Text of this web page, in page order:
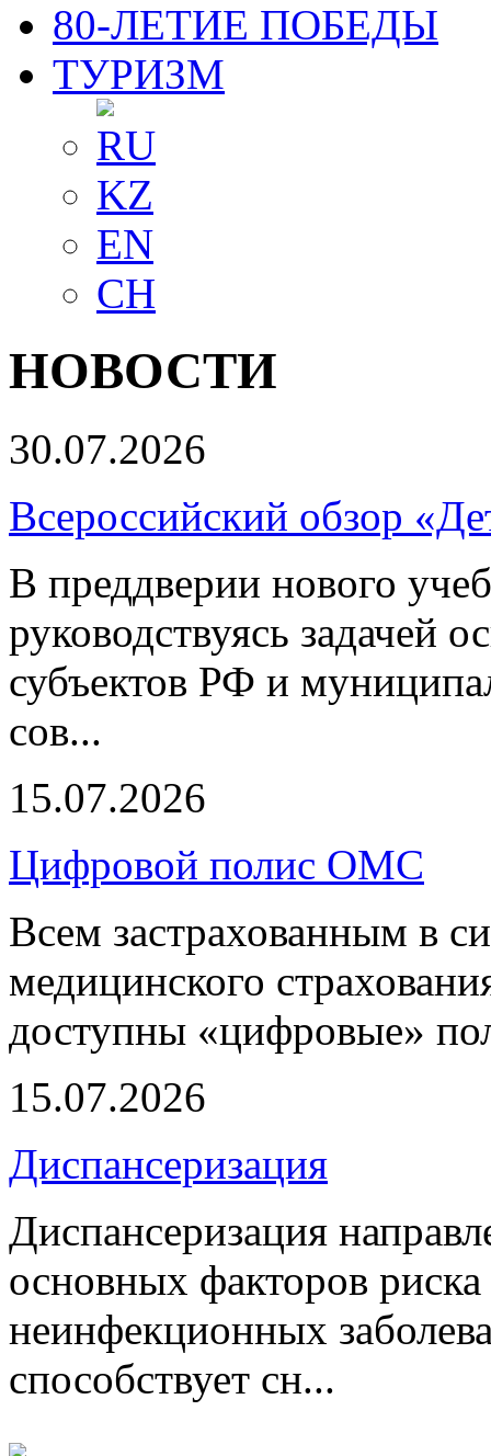
80-ЛЕТИЕ ПОБЕДЫ
ТУРИЗМ
RU
KZ
EN
CH
НОВОСТИ
30.07.2026
Всероссийский обзор
В преддверии нового
руководствуясь задачей
субъектов РФ и
сов...
15.07.2026
Цифровой полис ОМС
Всем застрахованным в
медицинского
доступны «цифровые»
15.07.2026
Диспансеризация
Диспансеризация
основных факторов
неинфекционных
способствует сн...